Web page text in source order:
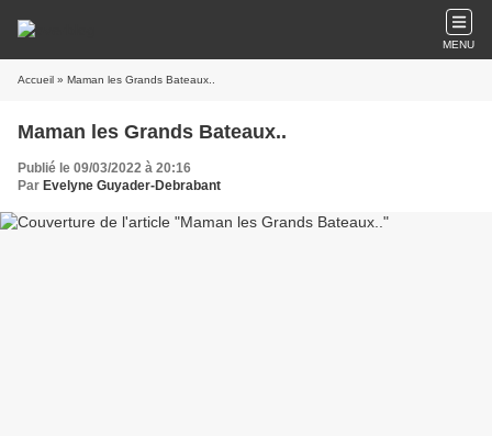
MENU
Accueil » Maman les Grands Bateaux..
Maman les Grands Bateaux..
Publié le 09/03/2022 à 20:16
Par Evelyne Guyader-Debrabant